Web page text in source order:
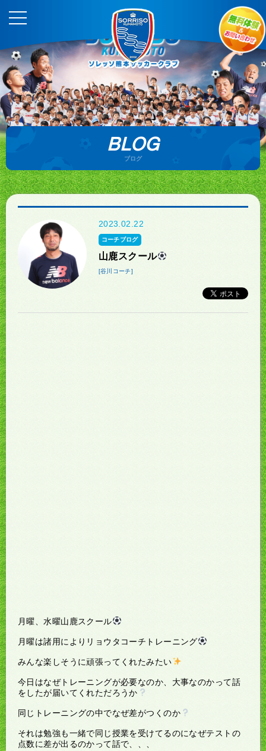
BLOG
ブログ
2023.02.22
コーチブログ
山鹿スクール
[谷川コーチ]
月曜、水曜山鹿スクール
月曜は諸用によりリョウタコーチトレーニング
みんな楽しそうに頑張ってくれたみたい
今日はなぜトレーニングが必要なのか、大事なのかって話
をしたが届いてくれただろうか
同じトレーニングの中でなぜ差がつくのか
それは勉強も一緒で同じ授業を受けてるのになぜテストの
点数に差が出るのかって話で、、、